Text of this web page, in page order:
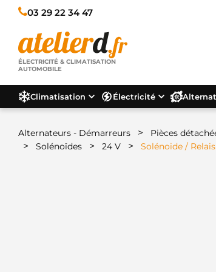
03 29 22 34 47
ÉLECTRICITÉ & CLIMATISATION
AUTOMOBILE
Climatisation Électricité
Alternateurs - Démarreurs > Pièces
> Solénoïdes > 24 V > Solénoide /